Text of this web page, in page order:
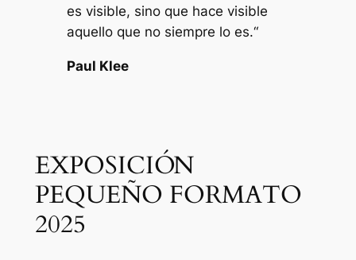
es visible, sino que hace visible
aquello que no siempre lo es.“
Paul Klee
EXPOSICIÓN
PEQUEÑO FORMATO
2025